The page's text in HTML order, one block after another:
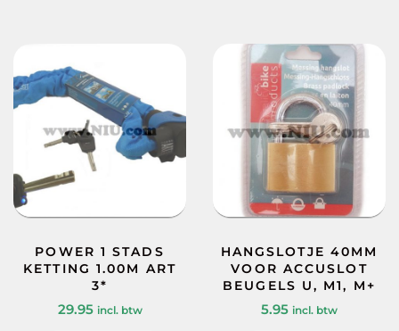
POWER 1 STADS
KETTING 1.00M ART
3*
29.95 incl. btw
HANGSLOTJE 40MM
VOOR ACCUSLOT
BEUGELS U, M1, M+
5.95 incl. btw